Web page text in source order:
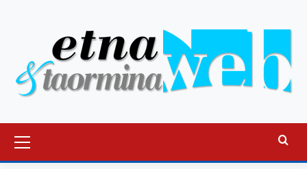
principale